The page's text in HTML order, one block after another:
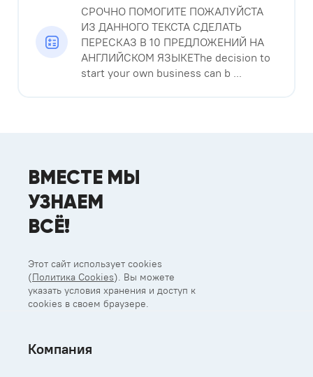
СРОЧНО ПОМОГИТЕ ПОЖАЛУЙСТА
ИЗ ДАННОГО ТЕКСТА СДЕЛАТЬ
ПЕРЕСКАЗ В 10 ПРЕДЛОЖЕНИЙ НА
АНГЛИЙСКОМ ЯЗЫКЕThe decision to
start your own business can b ...
ВМЕСТЕ МЫ
УЗНАЕМ
ВСЁ!
Этот сайт использует cookies
(Политика Cookies). Вы можете
указать условия хранения и доступ к
cookies в своем браузере.
Компания